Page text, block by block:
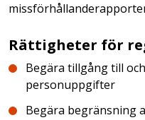
Rättigheter för
Begära tillgång till
personuppgifter
Begära begränsning